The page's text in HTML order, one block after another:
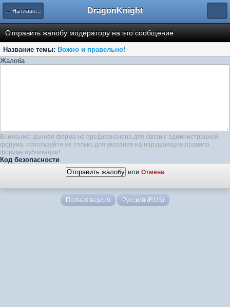
← На главную DragonKnight
Отправить жалобу модератору на это сообщение
Название темы: Вожно и правельно!
Жалоба
Внимание: данная форма не предназначена для связи с администрацией
форума, используйте ее только для указания на нарушающие правила
форума публикации!
Код безопасности
или Отмена
Полная версия Русский (RUS)